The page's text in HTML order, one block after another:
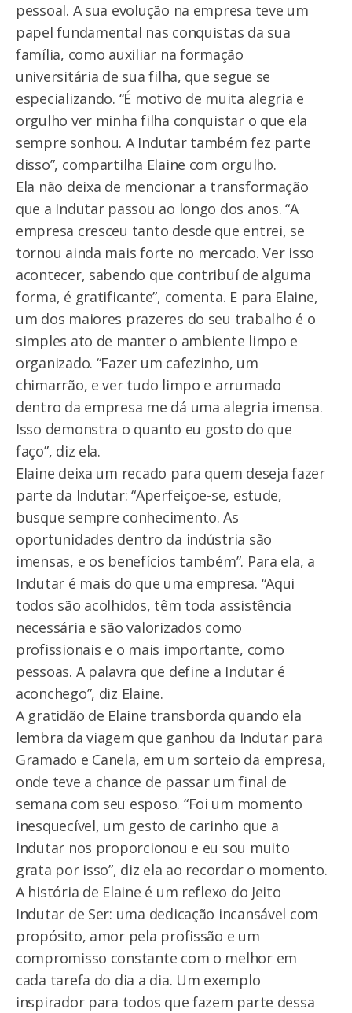
pessoal. A sua evolução na empresa teve um
papel fundamental nas conquistas da sua
família, como auxiliar na formação
universitária de sua filha, que segue se
especializando. “É motivo de muita alegria e
orgulho ver minha filha conquistar o que ela
sempre sonhou. A Indutar também fez parte
disso”, compartilha Elaine com orgulho.
Ela não deixa de mencionar a transformação
que a Indutar passou ao longo dos anos. “A
empresa cresceu tanto desde que entrei, se
tornou ainda mais forte no mercado. Ver isso
acontecer, sabendo que contribuí de alguma
forma, é gratificante”, comenta. E para Elaine,
um dos maiores prazeres do seu trabalho é o
simples ato de manter o ambiente limpo e
organizado. “Fazer um cafezinho, um
chimarrão, e ver tudo limpo e arrumado
dentro da empresa me dá uma alegria imensa.
Isso demonstra o quanto eu gosto do que
faço”, diz ela.
Elaine deixa um recado para quem deseja fazer
parte da Indutar: “Aperfeiçoe-se, estude,
busque sempre conhecimento. As
oportunidades dentro da indústria são
imensas, e os benefícios também”. Para ela, a
Indutar é mais do que uma empresa. “Aqui
todos são acolhidos, têm toda assistência
necessária e são valorizados como
profissionais e o mais importante, como
pessoas. A palavra que define a Indutar é
aconchego”, diz Elaine.
A gratidão de Elaine transborda quando ela
lembra da viagem que ganhou da Indutar para
Gramado e Canela, em um sorteio da empresa,
onde teve a chance de passar um final de
semana com seu esposo. “Foi um momento
inesquecível, um gesto de carinho que a
Indutar nos proporcionou e eu sou muito
grata por isso”, diz ela ao recordar o momento.
A história de Elaine é um reflexo do Jeito
Indutar de Ser: uma dedicação incansável com
propósito, amor pela profissão e um
compromisso constante com o melhor em
cada tarefa do dia a dia. Um exemplo
inspirador para todos que fazem parte dessa